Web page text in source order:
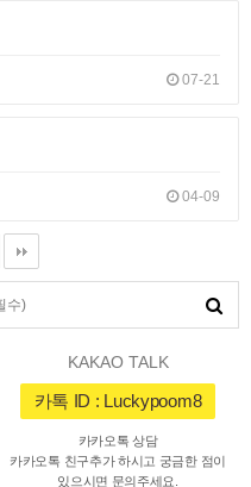
07-21
04-09
KAKAO TALK
카톡 ID : Luckypoom8
카카오톡 상담
카카오톡 친구추가 하시고 궁금한 점이
있으시면 문의주세요.